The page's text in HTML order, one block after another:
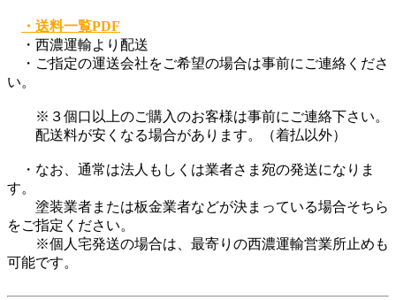
・送料一覧PDF
・西濃運輸より配送
・ご指定の運送会社をご希望の場合は事前にご連絡くださ
い。
※３個口以上のご購入のお客様は事前にご連絡下さい。
配送料が安くなる場合があります。（着払以外）
・なお、通常は法人もしくは業者さま宛の発送になりま
す。
塗装業者または板金業者などが決まっている場合そちら
をご指定ください。
※個人宅発送の場合は、最寄りの西濃運輸営業所止めも
可能です。